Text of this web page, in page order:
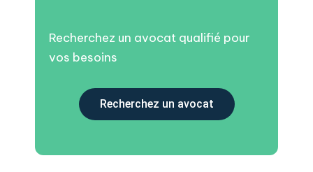
Recherchez un avocat qualifié pour
vos besoins
Recherchez un avocat